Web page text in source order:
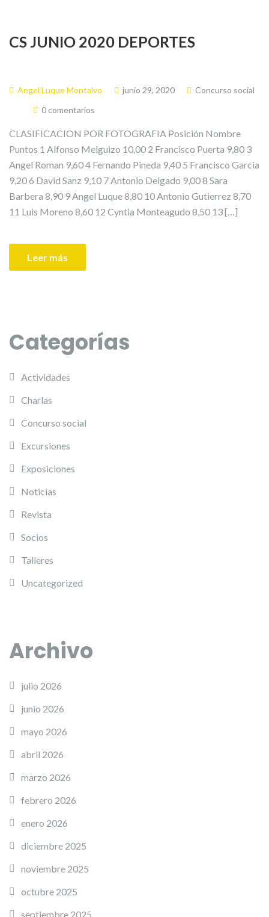
CS JUNIO 2020 DEPORTES
Angel Luque Montalvo junio 29, 2020
Concurso social
0 comentarios
CLASIFICACION POR FOTOGRAFIA Posición Nombre
Puntos 1 Alfonso Melguizo 10,00 2 Francisco Puerta 9,80 3
Angel Roman 9,60 4 Fernando Pineda 9,40 5 Francisco Garcia
9,20 6 David Sanz 9,10 7 Antonio Delgado 9,00 8 Sara
Barbera 8,90 9 Angel Luque 8,80 10 Antonio Gutierrez 8,70
11 Luis Moreno 8,60 12 Cyntia Monteagudo 8,50 13 […]
Leer más
Categorías
Actividades
Charlas
Concurso social
Excursiones
Exposiciones
Noticias
Revista
Socios
Talleres
Uncategorized
Archivo
julio 2026
junio 2026
mayo 2026
abril 2026
marzo 2026
febrero 2026
enero 2026
diciembre 2025
noviembre 2025
octubre 2025
septiembre 2025